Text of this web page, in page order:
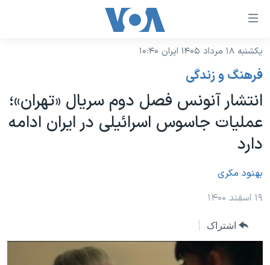
لینکهای
دسترسی
جهش
محتوای
اصلی
جهش
صفحه
جهش
خانه
نسخه سبک وب‌سایت
موضوع ها
ایران
آمریکا
جهان
ورزشی
برنامه های تلویزیونی
جدول برنامه ها
صفحه‌های ویژه
جام جهانی ۲۰۲۶
بایگانی برنامه‌های تلویزیونی
فرکانس‌های صدای آمریکا
پخش رادیویی
یادگیری زبان انگلیسی
یکشنبه ۱۸ مرداد ۱۴۰۵ ایران ۱۰:۴۰
فرهنگ و زندگی
انتشار آنونس فصل دوم‌ سریال «تهران»؛
عملیات جاسوس اسرائیلی در ایران ادامه
دارد
بهنود مکری
۱۹ اسفند ۱۴۰۰
اشتراک